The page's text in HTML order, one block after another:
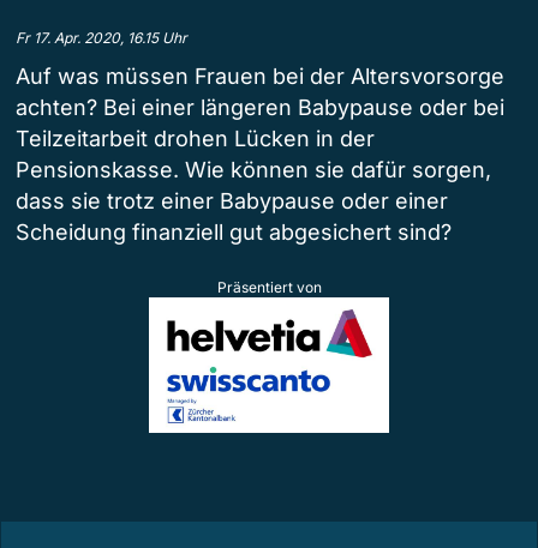
Fr 17. Apr. 2020, 16.15 Uhr
Auf was müssen Frauen bei der Altersvorsorge
achten? Bei einer längeren Babypause oder bei
Teilzeitarbeit drohen Lücken in der
Pensionskasse. Wie können sie dafür sorgen,
dass sie trotz einer Babypause oder einer
Scheidung finanziell gut abgesichert sind?
Präsentiert von